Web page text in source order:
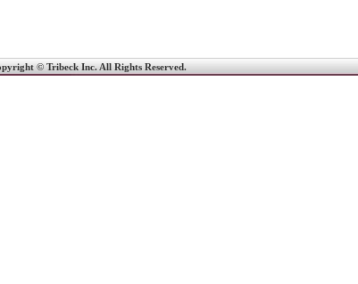
© Tribeck Inc. All Rights Reserved.